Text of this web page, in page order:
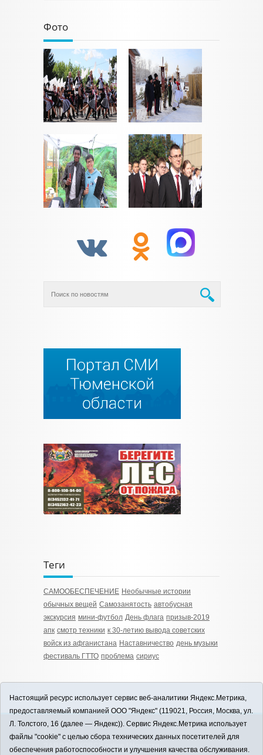
Фото
Теги
САМООБЕСПЕЧЕНИЕ Необычные истории
обычных вещей Самозанятость автобусная
экскурсия мини-футбол День флага призыв-2019
апк смотр техники к 30-летию вывода советских
войск из афганистана Наставничество день музыки
фестиваль ГТТО проблема сириус
12+
ЗАВОДОУКОВСК online / Новости
Настоящий ресурс использует сервис веб-аналитики Яндекс.Метрика,
предоставляемый компанией ООО "Яндекс" (119021, Россия, Москва, ул.
Л. Толстого, 16 (далее — Яндекс)). Сервис Яндекс.Метрика использует
файлы "cookie" с целью сбора технических данных посетителей для
обеспечения работоспособности и улучшения качества обслуживания.